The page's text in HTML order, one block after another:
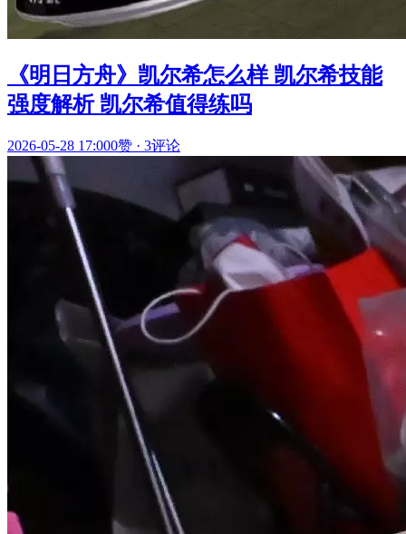
《明日方舟》凯尔希怎么样 凯尔希技能
强度解析 凯尔希值得练吗
2026-05-28 17:000赞 · 3评论